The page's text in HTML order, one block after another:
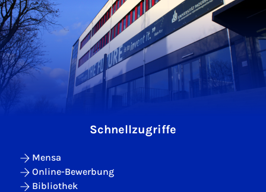
Schnellzugriffe
Mensa
Online-Bewerbung
Bibliothek